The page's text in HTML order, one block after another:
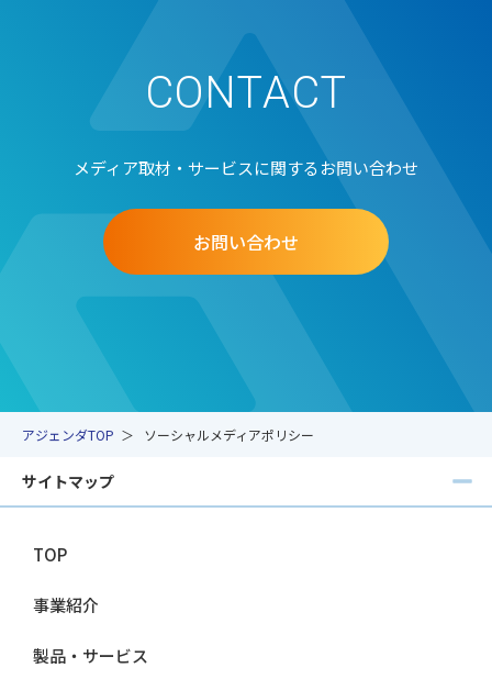
CONTACT
メディア取材・サービスに関するお問い合わせ
お問い合わせ
アジェンダTOP ソーシャルメディアポリシー
サイトマップ
TOP
事業紹介
製品・サービス